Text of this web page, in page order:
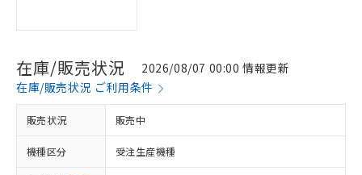
在庫/販売状況
2026/08/07 00:00 情報更新
在庫/販売状況 ご利用条件
販売状況 販売中
機種区分 受注生産機種